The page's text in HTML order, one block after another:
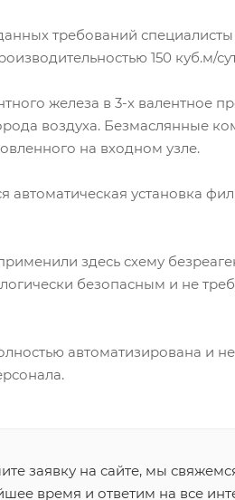
требований
150 куб.м/
железа в 3-х валентное
воздуха. Безмаслянные
на входном узле.
автоматическая установка
здесь схему
безопасным и не
автоматизирована и
заявку на сайте, мы
время и ответим на все